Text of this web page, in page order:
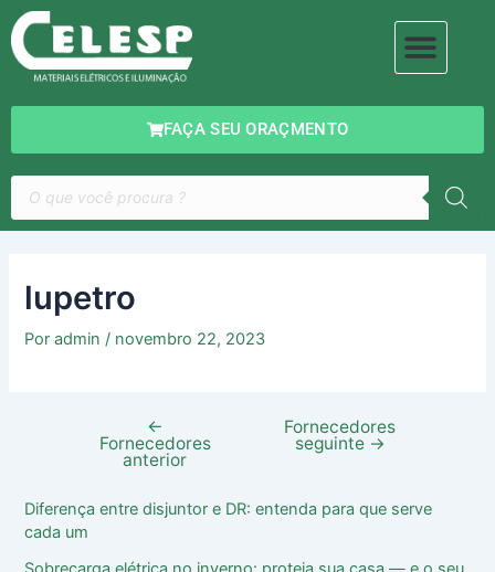
para
conteúdo
FAÇA SEU ORAÇMENTO
Pesquisar
produtos
lupetro
Poradmin / novembro 22, 2023
de
Post
←
Fornecedores
anterior
Fornecedores
seguinte →
Diferença entre disjuntor e DR: entenda para que serve
cada um